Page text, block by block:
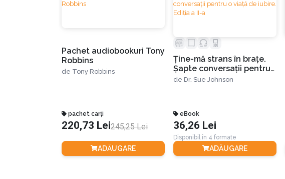
Pachet audiobookuri Tony
Robbins
de Tony Robbins
pachet carți
220,73 Lei245,25 Lei
ADĂUGARE
Ţine-mă strans în braţe.
Șapte conversaţii pentru
o viaţă de iubire. Ediția a
de Dr. Sue Johnson
eBook
36,26 Lei
Disponibil în 4 formate
ADĂUGARE